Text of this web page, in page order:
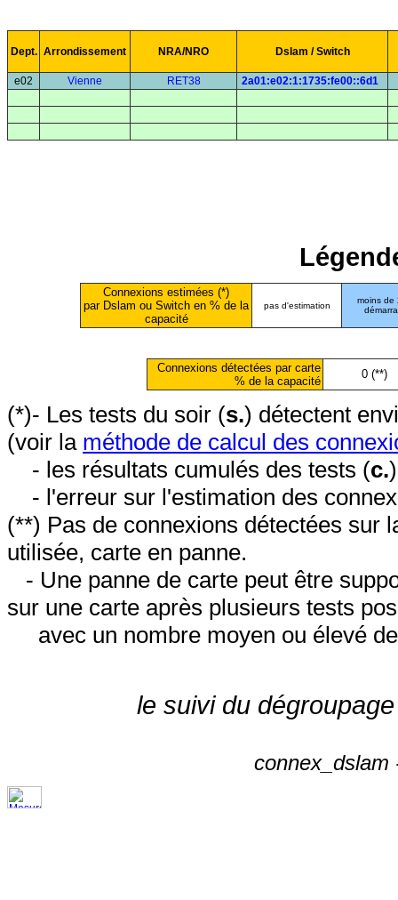
Dept. Arrondissement NRA/NRO Dslam / Switch
e02 Vienne RET38 2a01:e02:1:1735:fe00::6d1
Connexions estimées (*)
par Dslam ou Switch en % de la
capacité
pas d'estimation
moins de
Connexions détectées par carte
% de la capacité
0 (**)
(*)- Les tests du soir (s.) détectent
(voir la méthode de calcul des
- les résultats cumulés des tests (c.
- l'erreur sur l'estimation des
(**) Pas de connexions détectées sur
utilisée, carte en panne.
- Une panne de carte peut être
sur une carte après plusieurs tests
avec un nombre moyen ou élevé
le suivi du
connex_dslam